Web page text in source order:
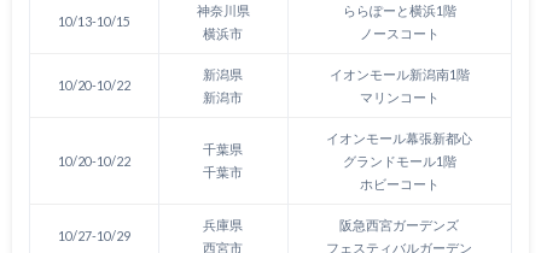
10/13-10/15
神奈川県
横浜市
ららぽーと横浜1階
ノースコート
10/20-10/22
新潟県
新潟市
イオンモール新潟南1階
マリンコート
10/20-10/22
千葉県
千葉市
イオンモール幕張新都心
グランドモール1階
ホビーコート
10/27-10/29
兵庫県
西宮市
阪急西宮ガーデンズ
フェスティバルガーデン